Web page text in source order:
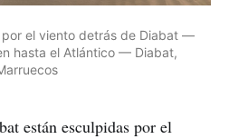
el viento detrás de Diabat —
hasta el Atlántico — Diabat,
están esculpidas por el